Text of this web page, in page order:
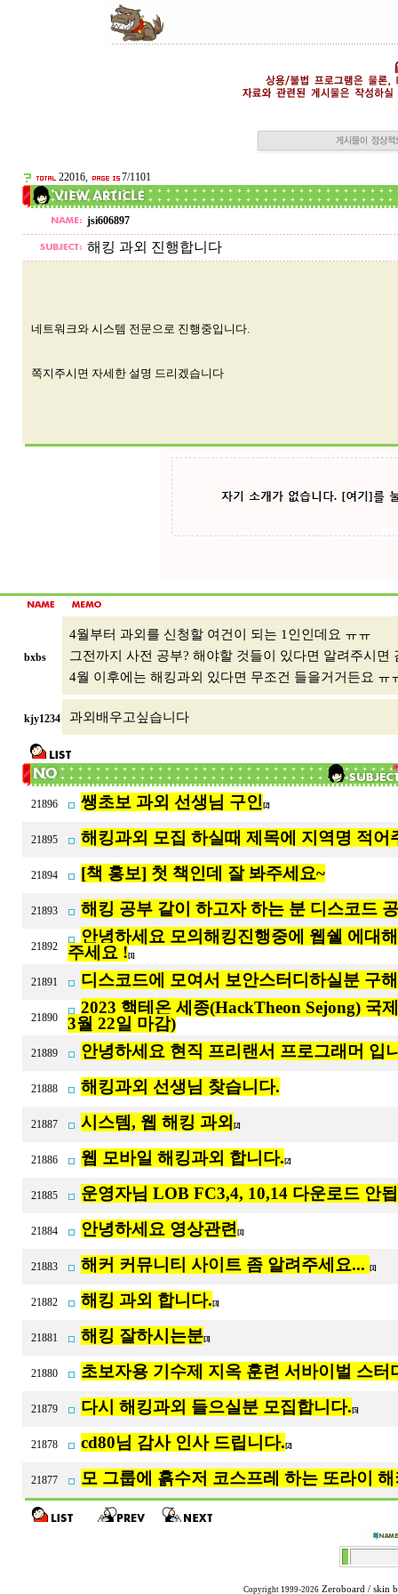
22016, 7/1101
jsi606897
해킹 과외 진행합니다
네트워크와 시스템 전문으로 진행중입니다.
쪽지주시면 자세한 설명 드리겠습니다
bxbs
4월부터 과외를 신청할 여건이 되는 1인인데요 ㅠㅠ
그전까지 사전 공부? 해야할 것들이 있다면 알려주시면
4월 이후에는 해킹과외 있다면 무조건 들을거거든요 ㅠ
kjy1234 과외배우고싶습니다
21896 쌩초보 과외 선생님 구인 [2]
21895 해킹과외 모집 하실때 제목에 지역명 적어
21894 [책 홍보] 첫 책인데 잘 봐주세요~
21893 해킹 공부 같이 하고자 하는 분 디스코드
21892
안녕하세요 모의해킹진행중에 웹쉘 에대
주세요 ! [1]
21891 디스코드에 모여서 보안스터디하실분 구
21890
2023 핵테온 세종(HackTheon Sejong) 국
3월 22일 마감)
21889 안녕하세요 현직 프리랜서 프로그래머 입
21888 해킹과외 선생님 찾습니다.
21887 시스템, 웹 해킹 과외 [2]
21886 웹 모바일 해킹과외 합니다. [2]
21885 운영자님 LOB FC3,4, 10,14 다운로드 안
21884 안녕하세요 영상관련 [1]
21883 해커 커뮤니티 사이트 좀 알려주세요... [1]
21882 해킹 과외 합니다. [3]
21881 해킹 잘하시는분[3]
21880 초보자용 기수제 지옥 훈련 서바이벌 스터
21879 다시 해킹과외 들으실분 모집합니다. [5]
21878 cd80님 감사 인사 드립니다. [2]
21877 모 그룹에 흙수저 코스프레 하는 또라이
Copyright 1999-2026 Zeroboard / skin